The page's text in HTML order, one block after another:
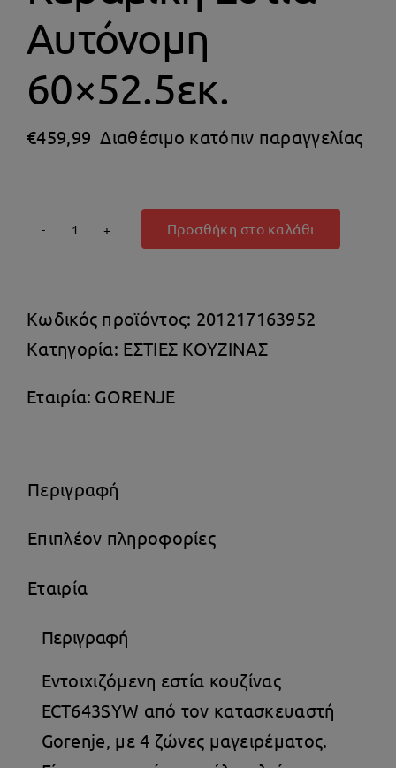
Αυτόνομη
60×52.5εκ.
€459,99 Διαθέσιμο κατόπιν παραγγελίας
Gorenje
Εστία
Αυτόνομη
60x52.5εκ.
Προσθήκη στο καλάθι
Κωδικός προϊόντος: 201217163952
Κατηγορία: ΕΣΤΙΕΣ ΚΟΥΖΙΝΑΣ
Εταιρία: GORENJE
Περιγραφή
Επιπλέον πληροφορίες
Εταιρία
Περιγραφή
Εντοιχιζόμενη εστία κουζίνας
ECT643SYW από τον κατασκευαστή
Gorenje, με 4 ζώνες μαγειρέματος.